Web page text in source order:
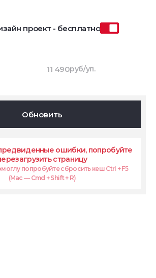
проект - бесплатно
11 490руб/уп.
Обновить
ошибки, попробуйте
страницу
попробуйте сбросить кеш Ctrl + F5
(Mac — Cmd + Shift + R)